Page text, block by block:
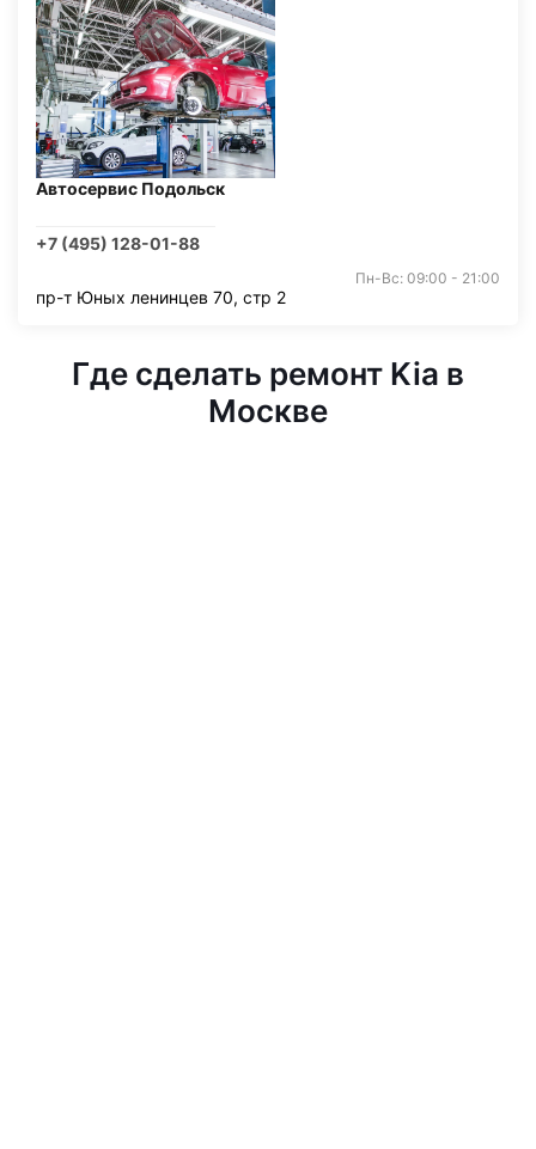
Автосервис Подольск
+7 (495) 128-01-88
Пн-Вс: 09:00 - 21:00
пр-т Юных ленинцев 70, стр 2
Где сделать ремонт Kia в
Москве